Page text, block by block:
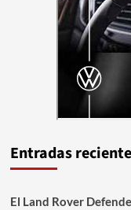
Entradas
El Land Rover